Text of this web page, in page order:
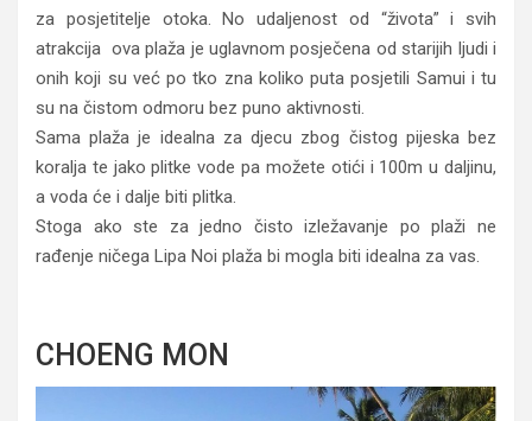
za posjetitelje otoka. No udaljenost od “života” i svih
atrakcija ova plaža je uglavnom posječena od starijih ljudi i
onih koji su već po tko zna koliko puta posjetili Samui i tu
su na čistom odmoru bez puno aktivnosti.
Sama plaža je idealna za djecu zbog čistog pijeska bez
koralja te jako plitke vode pa možete otići i 100m u daljinu,
a voda će i dalje biti plitka.
Stoga ako ste za jedno čisto izležavanje po plaži ne
rađenje ničega Lipa Noi plaža bi mogla biti idealna za vas.
CHOENG MON